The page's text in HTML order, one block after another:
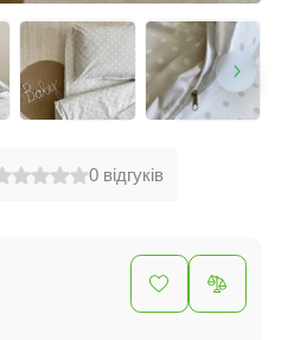
0 відгуків